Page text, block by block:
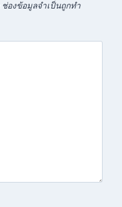
ช่องข้อมูลจำเป็นถูกทำ